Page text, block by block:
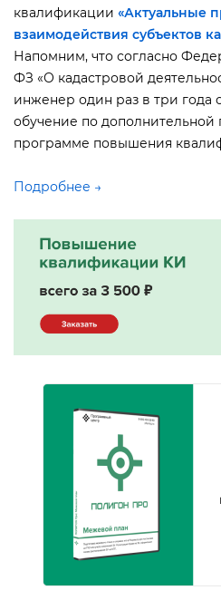
квалификации «Актуальные
заимодействия субъектов
Напомним, что согласно
ФЗ «О кадастровой
инженер один раз в три года
обучение по
программе повышения
Подробнее →